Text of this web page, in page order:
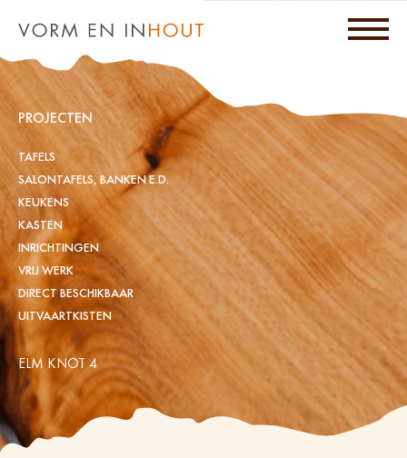
PROJECTEN
TAFELS
SALONTAFELS, BANKEN E.D.
KEUKENS
KASTEN
INRICHTINGEN
VRIJ WERK
DIRECT BESCHIKBAAR
UITVAARTKISTEN
ELM KNOT 4